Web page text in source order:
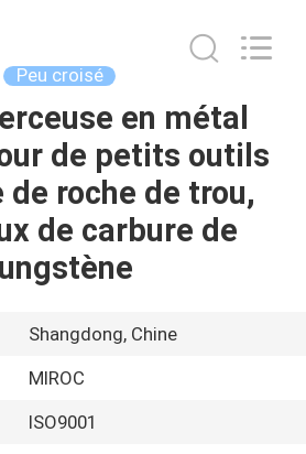
Peu croisé
en métal
de petits outils
roche de trou,
de carbure de
Shangdong, Chine
MIROC
ISO9001